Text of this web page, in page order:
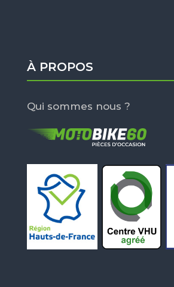
À PROPOS
Qui sommes nous ?